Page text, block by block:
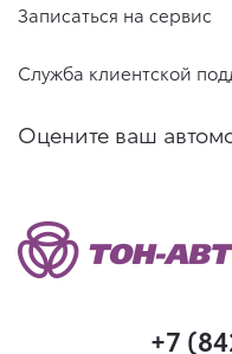
Записаться на сервис
Служба клиентской
Оцените ваш
+7